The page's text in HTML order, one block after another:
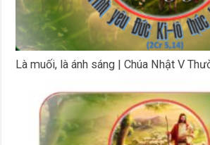
Là muối, là ánh sáng | Chúa Nhật V